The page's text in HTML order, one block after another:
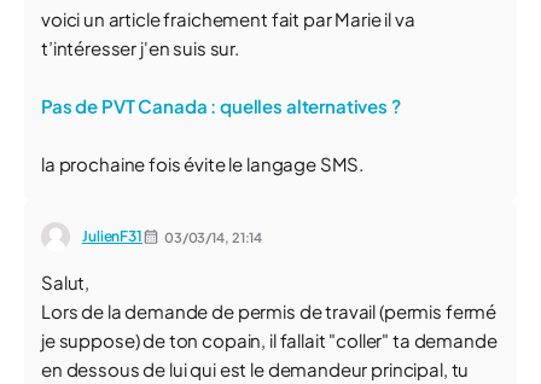
voici un article fraichement fait par Marie il va
t’intéresser j'en suis sur.
Pas de PVT Canada : quelles alternatives ?
la prochaine fois évite le langage SMS.
JulienF31 03/03/14, 21:14
Salut,
Lors de la demande de permis de travail (permis fermé
je suppose) de ton copain, il fallait "coller" ta demande
en dessous de lui qui est le demandeur principal, tu